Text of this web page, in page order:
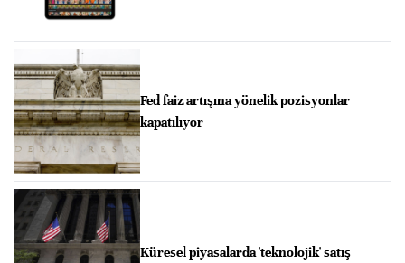
Fed faiz artışına yönelik pozisyonlar
kapatılıyor
Küresel piyasalarda 'teknolojik' satış